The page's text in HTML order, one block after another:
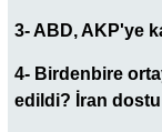
3- ABD, AKP'ye
4- Birdenbire
edildi? İran dostu